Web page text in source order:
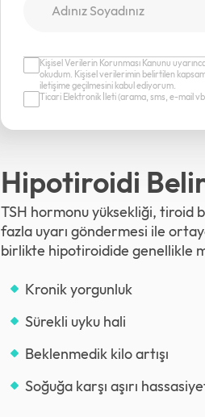
Kişisel Verilerin Korunması Kanunu
okudum. Kişisel verilerimin belirtilen
iletişime geçilmesini kabul ediyorum.
Ticari Elektronik İleti (arama, sms, e-mail
Hipotiroidi
TSH hormonu yüksekliği, tiroid
fazla uyarı göndermesi ile
birlikte hipotiroidide genellikle
Kronik yorgunluk
Sürekli uyku hali
Beklenmedik kilo artışı
Soğuğa karşı aşırı